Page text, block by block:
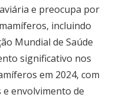
e preocupa por
incluindo
Mundial de Saúde
significativo nos
em 2024, com
e envolvimento de